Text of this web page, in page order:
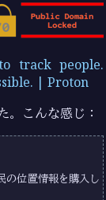
track people.
| Proton
。こんな感じ：
の位置情報を購入し